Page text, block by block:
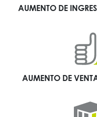
AUMENTO DE
AUMENTO DE